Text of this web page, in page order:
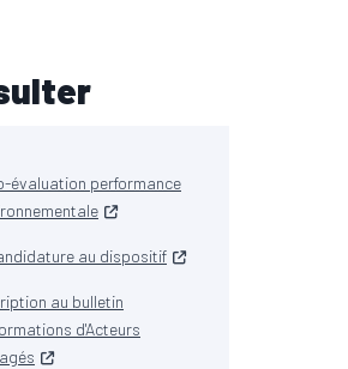
évaluation performance
au dispositif
au bulletin
d'Acteurs